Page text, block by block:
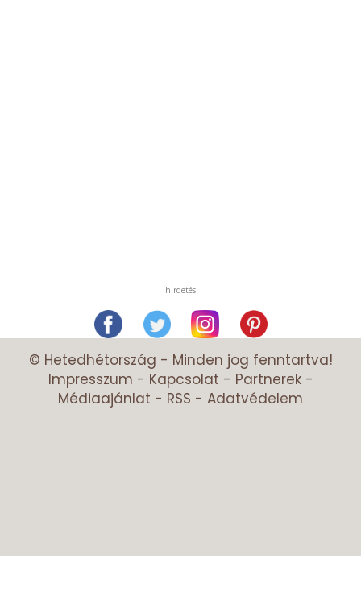
hirdetés
© Hetedhétország - Minden jog fenntartva!
Impresszum - Kapcsolat - Partnerek-
Médiaajánlat - RSS - Adatvédelem